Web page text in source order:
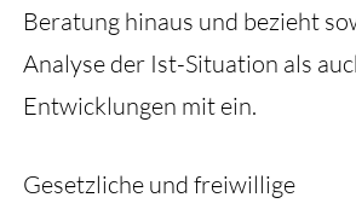
Beratung hinaus und bezieht
Analyse der Ist-Situation als
Entwicklungen mit ein.
Gesetzliche und freiwillige